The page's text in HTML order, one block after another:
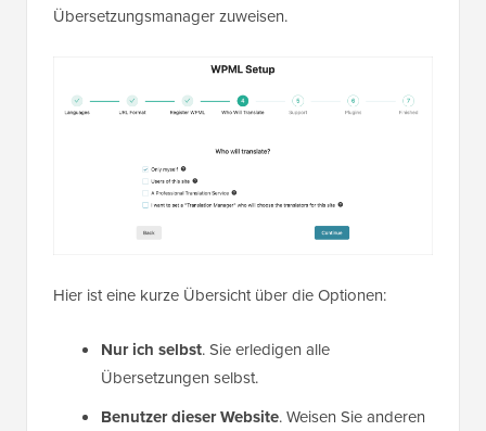
Übersetzungsmanager zuweisen.
Hier ist eine kurze Übersicht über die Optionen:
Nur ich selbst. Sie erledigen alle
Übersetzungen selbst.
Benutzer dieser Website. Weisen Sie anderen